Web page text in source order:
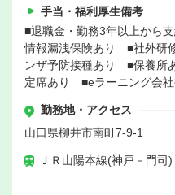
手当・福利厚生備考
■退職金・勤務3年以上から
情報漏洩保険あり ■社外研
ンザ予防接種あり ■保養所
定席あり ■eラーニング会社
勤務地・アクセス
山口県柳井市南町7-9-1
ＪＲ山陽本線(神戸－門司